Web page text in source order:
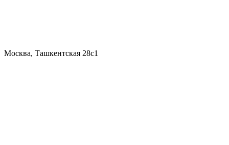
Москва, Ташкентская 28с1